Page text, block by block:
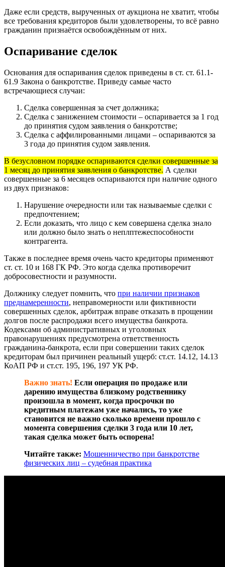
Даже если средств, вырученных от аукциона не хватит, чтобы
все требования кредиторов были удовлетворены, то всё равно
гражданин признаётся освобождённым от них.
Оспаривание сделок
Основания для оспаривания сделок приведены в ст. ст. 61.1-
61.9 Закона о банкротстве. Приведу самые часто
встречающиеся случаи:
Сделка совершенная за счет должника;
Сделка с занижением стоимости – оспаривается за 1 год
до принятия судом заявления о банкротстве;
Сделка с аффилированными лицами – оспариваются за
3 года до принятия судом заявления.
В безусловном порядке оспариваются сделки совершенные за
1 месяц до принятия заявления о банкротстве. А сделки
совершенные за 6 месяцев оспариваются при наличие одного
из двух признаков:
Нарушение очередности или так называемые сделки с
предпочтением;
Если доказать, что лицо с кем совершена сделка знало
или должно было знать о неплптежеспособности
контрагента.
Также в последнее время очень часто кредиторы применяют
ст. ст. 10 и 168 ГК РФ. Это когда сделка противоречит
добросовестности и разумности.
Должнику следует помнить, что при наличии признаков
преднамеренности, неправомерности или фиктивности
совершенных сделок, арбитраж вправе отказать в прощении
долгов после распродажи всего имущества банкрота.
Кодексами об административных и уголовных
правонарушениях предусмотрена ответственность
гражданина-банкрота, если при совершении таких сделок
кредиторам был причинен реальный ущерб: ст.ст. 14.12, 14.13
КоАП РФ и ст.ст. 195, 196, 197 УК РФ.
Важно знать! Если операция по продаже или
дарению имущества близкому родственнику
произошла в момент, когда просрочки по
кредитным платежам уже начались, то уже
становится не важно сколько времени прошло с
момента совершения сделки 3 года или 10 лет,
такая сделка может быть оспорена!
Читайте также: Мошенничество при банкротстве
физических лиц – судебная практика